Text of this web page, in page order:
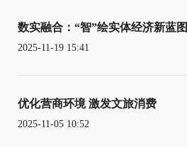
数实融合：“智”绘实体经济新蓝图
2025-11-19 15:41
优化营商环境 激发文旅消费
2025-11-05 10:52